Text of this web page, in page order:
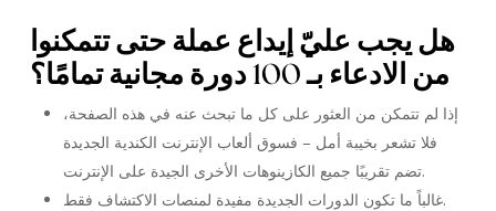
هل يجب عليّ إيداع عملة حتى تتمكنوا
من الادعاء بـ 100 دورة مجانية تمامًا؟
إذا لم تتمكن من العثور على كل ما تبحث عنه في هذه الصفحة،
فلا تشعر بخيبة أمل – فسوق ألعاب الإنترنت الكندية الجديدة
تضم تقريبًا جميع الكازينوهات الأخرى الجيدة على الإنترنت.
غالباً ما تكون الدورات الجديدة مفيدة لمنصات الاكتشاف فقط.